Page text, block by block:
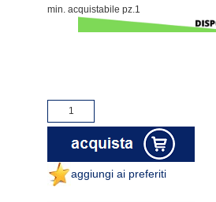
min. acquistabile pz.1
aggiungi ai preferiti